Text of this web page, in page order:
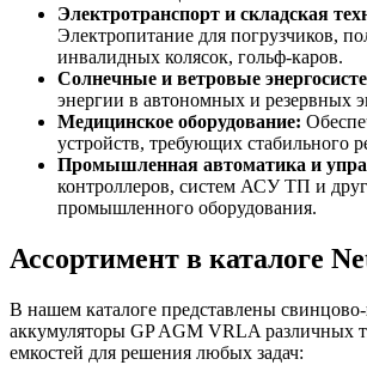
Электротранспорт и складская
Электропитание для погрузчиков,
инвалидных колясок, гольф-каров.
Солнечные и ветровые
энергии в автономных и резервных
Медицинское оборудование:
устройств, требующих стабильного
Промышленная автоматика и
контроллеров, систем АСУ ТП и
промышленного оборудования.
Ассортимент в каталоге
В нашем каталоге представлены
аккумуляторы GP AGM VRLA различных
емкостей для решения любых задач: